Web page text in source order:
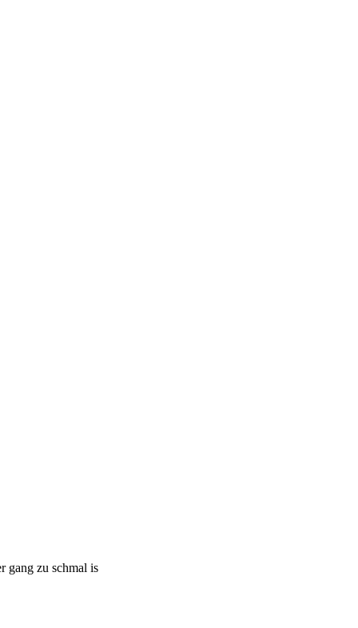
gang zu schmal is